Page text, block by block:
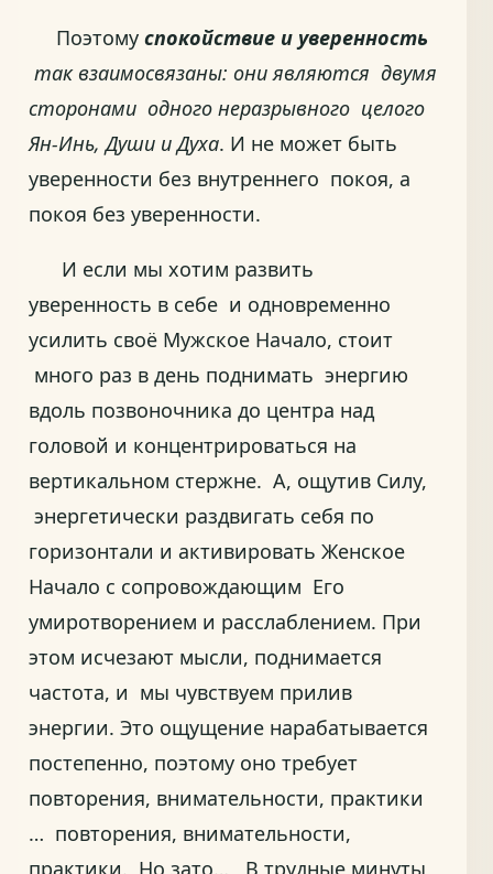
Поэтому спокойствие и уверенность
так взаимосвязаны: они являются двумя
сторонами одного неразрывного целого
Ян-Инь, Души и Духа. И не может быть
уверенности без внутреннего покоя, а
покоя без уверенности.
И если мы хотим развить
уверенность в себе и одновременно
усилить своё Мужское Начало, стоит
много раз в день поднимать энергию
вдоль позвоночника до центра над
головой и концентрироваться на
вертикальном стержне. А, ощутив Силу,
энергетически раздвигать себя по
горизонтали и активировать Женское
Начало с сопровождающим Его
умиротворением и расслаблением. При
этом исчезают мысли, поднимается
частота, и мы чувствуем прилив
энергии. Это ощущение нарабатывается
постепенно, поэтому оно требует
повторения, внимательности, практики
… повторения, внимательности,
практики. Но зато… В трудные минуты